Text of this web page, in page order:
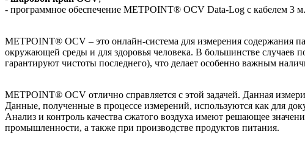
- программное обеспечение METPOINT® OCV Data-Log с кабелем 3 м.
METPOINT® OCV – это онлайн-система для измерения содержания
окружающей среды и для здоровья человека. В большинстве случаев
гарантируют чистоты последнего), что делает особенно важным
METPOINT® OCV отлично справляется с этой задачей. Данная
Данные, полученные в процессе измерений, используются как для
Анализ и контроль качества сжатого воздуха имеют решающее
промышленности, а также при производстве продуктов питания.